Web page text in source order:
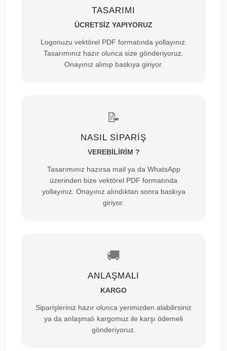
TASARIMI
ÜCRETSİZ YAPIYORUZ
Logonuzu vektörel PDF formatında yollayınız.
Tasarımınız hazır olunca size gönderiyoruz.
Onayınız alınıp baskıya giriyor.
📝
NASIL SİPARİŞ
VEREBİLİRİM ?
Tasarımınız hazırsa mail ya da WhatsApp
üzerinden bize vektörel PDF formatında
yollayınız. Onayınız alındıktan sonra baskıya
giriyor.
🚚
ANLAŞMALI
KARGO
Siparişleriniz hazır olunca yerimizden alabilirsiniz
ya da anlaşmalı kargomuz ile karşı ödemeli
gönderiyoruz.